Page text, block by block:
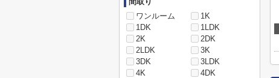
ワンルーム
1K
1DK
1LDK
2K
2DK
2LDK
3K
3DK
3LDK
4K
4DK